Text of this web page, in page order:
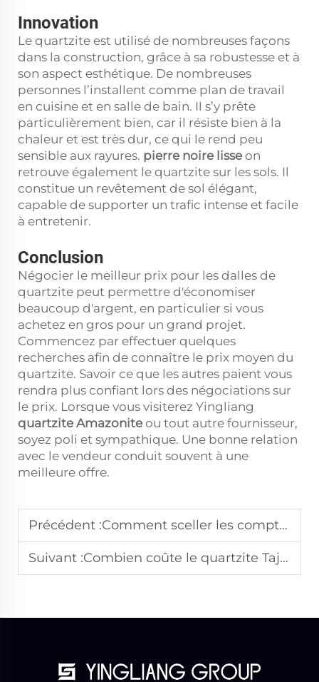
Innovation
Le quartzite est utilisé de nombreuses façons
dans la construction, grâce à sa robustesse et à
son aspect esthétique. De nombreuses
personnes l’installent comme plan de travail
en cuisine et en salle de bain. Il s’y prête
particulièrement bien, car il résiste bien à la
chaleur et est très dur, ce qui le rend peu
sensible aux rayures. pierre noire lisse on
retrouve également le quartzite sur les sols. Il
constitue un revêtement de sol élégant,
capable de supporter un trafic intense et facile
à entretenir.
Conclusion
Négocier le meilleur prix pour les dalles de
quartzite peut permettre d'économiser
beaucoup d'argent, en particulier si vous
achetez en gros pour un grand projet.
Commencez par effectuer quelques
recherches afin de connaître le prix moyen du
quartzite. Savoir ce que les autres paient vous
rendra plus confiant lors des négociations sur
le prix. Lorsque vous visiterez Yingliang
quartzite Amazonite ou tout autre fournisseur,
soyez poli et sympathique. Une bonne relation
avec le vendeur conduit souvent à une
meilleure offre.
Précédent :Comment sceller les comptoirs en quartzite
Suivant :Combien coûte le quartzite Taj Mahal